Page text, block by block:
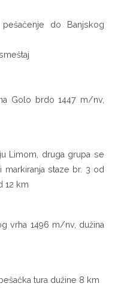
do Banjskog
Golo brdo 1447 m/nv,
Limom, druga grupa se
markiranja staze br. 3 od
12 km
vrha 1496 m/nv, dužina
tura dužine 8 km